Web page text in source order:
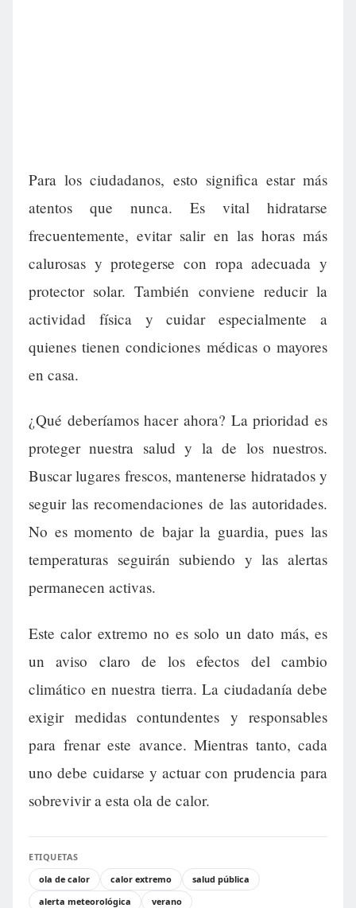
Para los ciudadanos, esto significa estar más
atentos que nunca. Es vital hidratarse
frecuentemente, evitar salir en las horas más
calurosas y protegerse con ropa adecuada y
protector solar. También conviene reducir la
actividad física y cuidar especialmente a
quienes tienen condiciones médicas o mayores
en casa.
¿Qué deberíamos hacer ahora? La prioridad es
proteger nuestra salud y la de los nuestros.
Buscar lugares frescos, mantenerse hidratados y
seguir las recomendaciones de las autoridades.
No es momento de bajar la guardia, pues las
temperaturas seguirán subiendo y las alertas
permanecen activas.
Este calor extremo no es solo un dato más, es
un aviso claro de los efectos del cambio
climático en nuestra tierra. La ciudadanía debe
exigir medidas contundentes y responsables
para frenar este avance. Mientras tanto, cada
uno debe cuidarse y actuar con prudencia para
sobrevivir a esta ola de calor.
ETIQUETAS
ola de calor
calor extremo
salud pública
alerta meteorológica
verano